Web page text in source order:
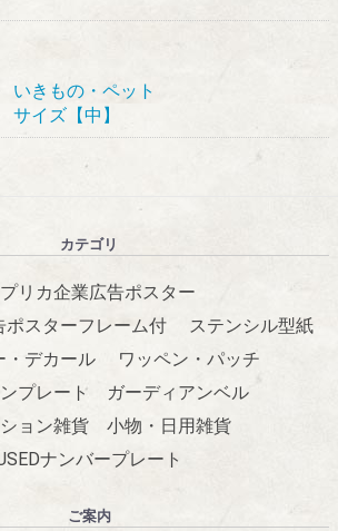
いきもの・ペット
サイズ【中】
カテゴリ
リカ企業広告ポスター
ポスターフレーム付
ステンシル型紙
・デカール
ワッペン・パッチ
プレート
ガーディアンベル
ョン雑貨
小物・日用雑貨
ナンバープレート
ご案内